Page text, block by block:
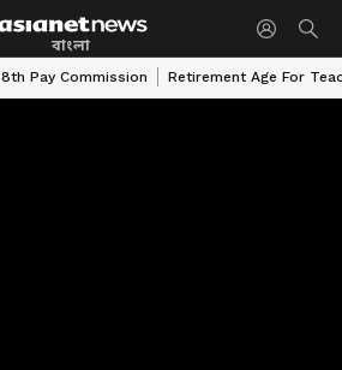
বাংলা
8th Pay Commission Retirement Age For